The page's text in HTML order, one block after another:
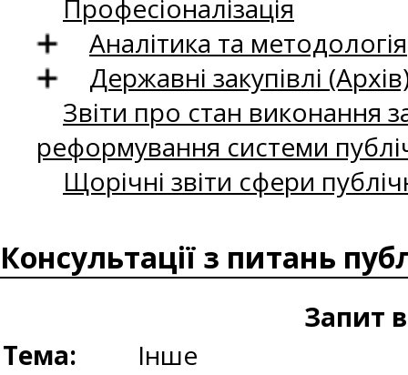
Професіоналізація
Аналітика та методологія
Державні закупівлі
Звіти про стан виконання
реформування системи
Щорічні звіти сфери
Консультації з питань
Запит
Тема:
Інше